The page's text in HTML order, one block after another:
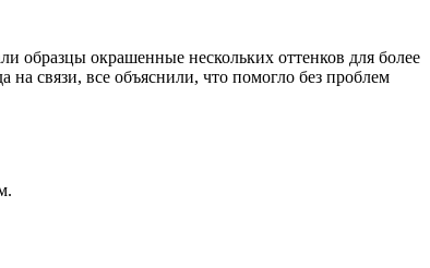
образцы окрашенные нескольких оттенков для более
связи, все объяснили, что помогло без проблем